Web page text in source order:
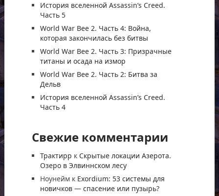
История вселенной Assassin’s Creed.
Часть 5
World War Bee 2. Часть 4: Война,
которая закончилась без битвы
World War Bee 2. Часть 3: Призрачные
титаны и осада на измор
World War Bee 2. Часть 2: Битва за
Дельв
История вселенной Assassin’s Creed.
Часть 4
Свежие комментарии
Трактирр к Скрытые локации Азерота.
Озеро в Элвиннском лесу
Ноунейм к Exordium: 53 системы для
новичков — спасение или пузырь?